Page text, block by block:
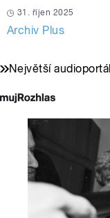
31. říjen 2025
Archiv Plus
Největší